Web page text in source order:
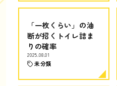
「一枚くらい」の油
断が招くトイレ詰ま
りの確率
2025.08.01
未分類